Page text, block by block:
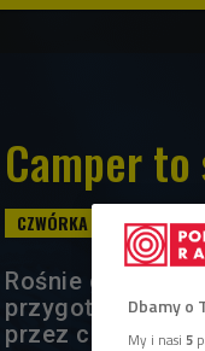
Camper to
Rośnie grono
przygotowane
przez cały rok i
Dbamy o
My i nasi 5